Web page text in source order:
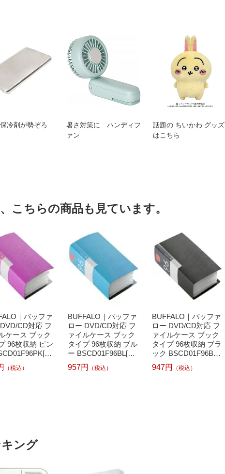
冷剤が勢ぞろ
暑さ対策に ハンディフ
ァン
話題の ちいかわ グッズ
はこちら
こちらの商品も見ています。
｜バッファ
CD対応 フ
ケース ブック
96枚収納 ピン
（税込）
BUFFALO｜バッファ
ロー DVD/CD対応 フ
ァイルケース ブック
タイプ 96枚収納 ブル
ー BSCD01F96BL[BS
CD01F96BL]
957円 （税込）
BUFFALO｜バッファ
ロー DVD/CD対応 フ
ァイルケース ブック
タイプ 96枚収納 ブラ
ック BSCD01F96BK
[BSCD01F96BK]
947円 （税込）
ング